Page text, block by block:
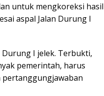
untuk mengkoreksi hasil
aspal Jalan Durung I
Durung I jelek. Terbukti,
pemerintah, harus